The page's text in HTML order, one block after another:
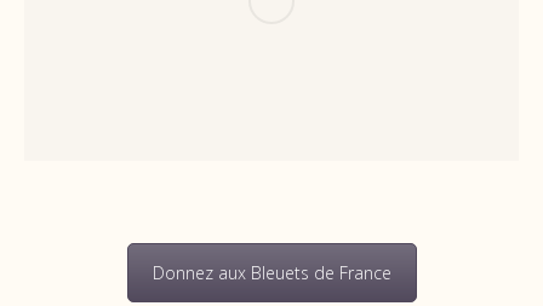
Donnez aux Bleuets de France